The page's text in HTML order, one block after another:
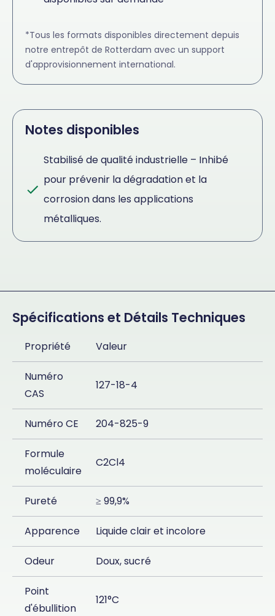
*Tous les formats disponibles directement depuis
notre entrepôt de Rotterdam avec un support
d'approvisionnement international.
Notes disponibles
Stabilisé de qualité industrielle – Inhibé
pour prévenir la dégradation et la
corrosion dans les applications
métalliques.
Spécifications et Détails Techniques
Propriété Valeur
Numéro
CAS
127-18-4
Numéro CE 204-825-9
Formule
moléculaire
C2Cl4
Pureté ≥ 99,9%
Apparence Liquide clair et incolore
Odeur Doux, sucré
Point
d'ébullition
121°C